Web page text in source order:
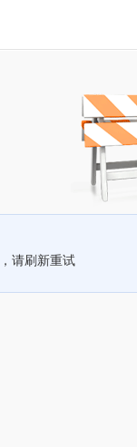
请刷新重试